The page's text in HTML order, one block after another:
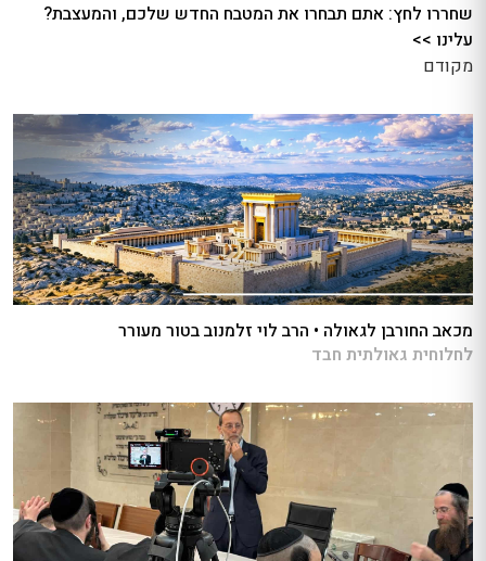
שחררו לחץ: אתם תבחרו את המטבח החדש שלכם, והמעצבת?
עלינו >>
מקודם
מכאב החורבן לגאולה • הרב לוי זלמנוב בטור מעורר
לחלוחית גאולתית חבד